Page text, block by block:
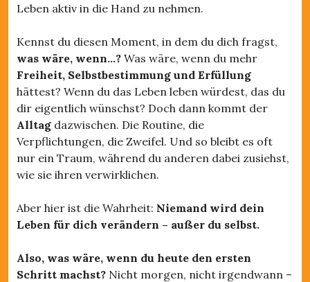
Leben aktiv in die Hand zu nehmen.
Kennst du diesen Moment, in dem du dich fragst,
was wäre, wenn…? Was wäre, wenn du mehr
Freiheit, Selbstbestimmung und Erfüllung
hättest? Wenn du das Leben leben würdest, das du
dir eigentlich wünschst? Doch dann kommt der
Alltag dazwischen. Die Routine, die
Verpflichtungen, die Zweifel. Und so bleibt es oft
nur ein Traum, während du anderen dabei zusiehst,
wie sie ihren verwirklichen.
Aber hier ist die Wahrheit: Niemand wird dein
Leben für dich verändern – außer du selbst.
Also, was wäre, wenn du heute den ersten
Schritt machst? Nicht morgen, nicht irgendwann –